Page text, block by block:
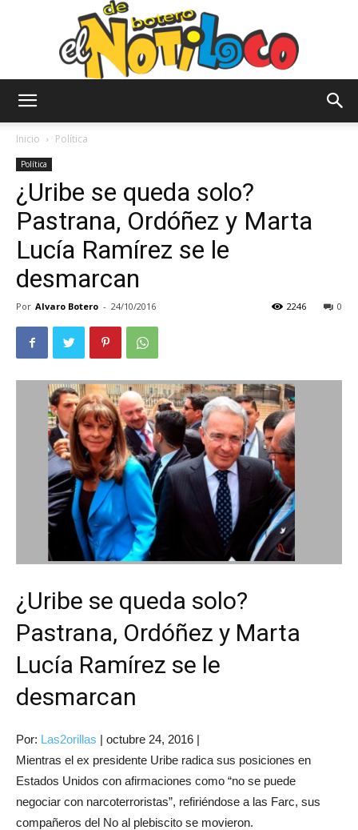
Notiloco
de
Inicio Política
Política
¿Uribe se queda solo?
Pastrana, Ordóñez y Marta
Lucía Ramírez se le
desmarcan
Por Alvaro Botero - 24/10/2016 0
2246
¿Uribe se queda solo?
Pastrana, Ordóñez y Marta
Lucía Ramírez se le
desmarcan
Por: Las2orillas | octubre 24, 2016 |
Mientras el ex presidente Uribe radica sus posiciones en
Estados Unidos con afirmaciones como “no se puede
negociar con narcoterroristas”, refiriéndose a las Farc, sus
compañeros del No al plebiscito se movieron.